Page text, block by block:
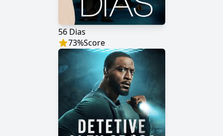
56 Dias
73%Score